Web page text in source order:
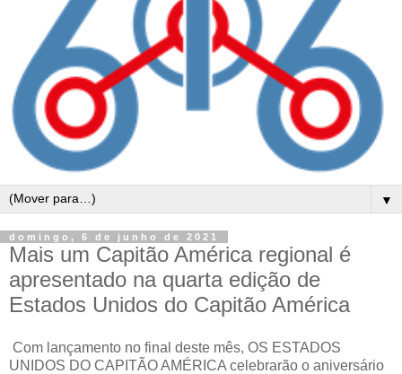
▼
domingo, 6 de junho de 2021
Mais um Capitão América regional é
apresentado na quarta edição de
Estados Unidos do Capitão América
Com lançamento no final deste mês, OS ESTADOS
UNIDOS DO CAPITÃO AMÉRICA celebrarão o aniversário